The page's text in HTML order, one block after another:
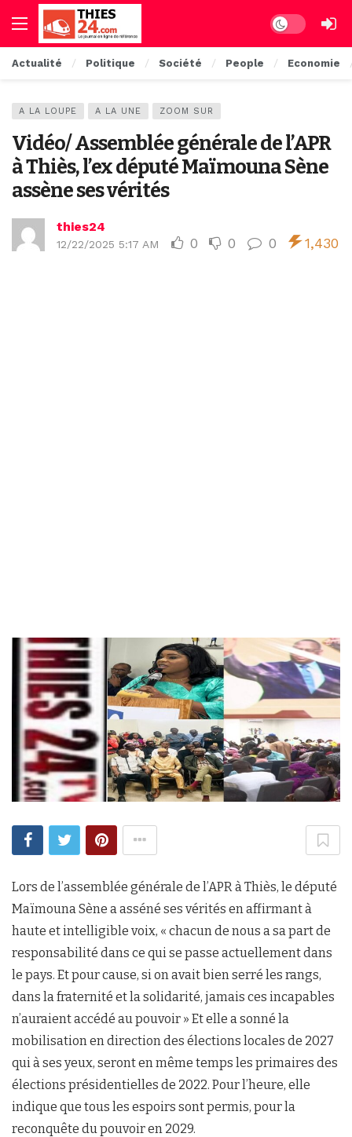
Dark mode
Actualité Politique Société People Economie
A LA LOUPE A LA UNE ZOOM SUR
Vidéo/ Assemblée générale de l’APR
à Thiès, l’ex député Maïmouna Sène
assène ses vérités
thies24
12/22/2025 5:17 AM 0 0 0 1,430
Lors de l’assemblée générale de l’APR à Thiès, le député
Maïmouna Sène a asséné ses vérités en affirmant à
haute et intelligible voix, « chacun de nous a sa part de
responsabilité dans ce qui se passe actuellement dans
le pays. Et pour cause, si on avait bien serré les rangs,
dans la fraternité et la solidarité, jamais ces incapables
n’auraient accédé au pouvoir » Et elle a sonné la
mobilisation en direction des élections locales de 2027
qui à ses yeux, seront en même temps les primaires des
élections présidentielles de 2022. Pour l’heure, elle
indique que tous les espoirs sont permis, pour la
reconquête du pouvoir en 2029.